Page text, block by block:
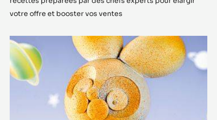
votre offre et booster vos ventes
Bunnyzako
la
conquête